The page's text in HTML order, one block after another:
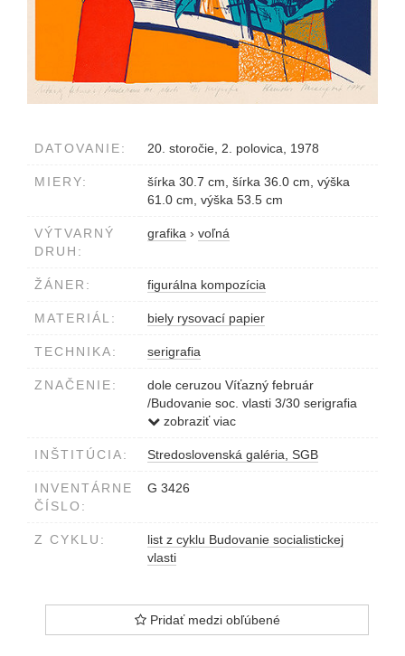
DATOVANIE: 20. storočie, 2. polovica, 1978
MIERY:
šírka 30.7 cm, šírka 36.0 cm, výška
61.0 cm, výška 53.5 cm
VÝTVARNÝ
DRUH:
grafika › voľná
ŽÁNER: figurálna kompozícia
MATERIÁL: biely rysovací papier
TECHNIKA: serigrafia
ZNAČENIE:
dole ceruzou Víťazný február
/Budovanie soc. vlasti 3/30 serigrafia
Stanislav Harangozó
zobraziť viac
INŠTITÚCIA: Stredoslovenská galéria, SGB
INVENTÁRNE
ČÍSLO:
G 3426
Z CYKLU:
list z cyklu Budovanie socialistickej
vlasti
Pridať medzi obľúbené